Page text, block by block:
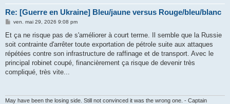
Re: [Guerre en Ukraine] Bleu/jaune versus Rouge/bleu/blanc
M
s
a
g
e
ven. mai 29, 2026 9:08 pm
Et ça ne risque pas de s'améliorer à court terme. Il semble que la Russie
soit contrainte d'arrêter toute exportation de pétrole suite aux attaques
répétées contre son infrastructure de raffinage et de transport. Avec le
principal robinet coupé, financièrement ça risque de devenir très
compliqué, très vite...
May have been the losing side. Still not convinced it was the wrong one. - Captain